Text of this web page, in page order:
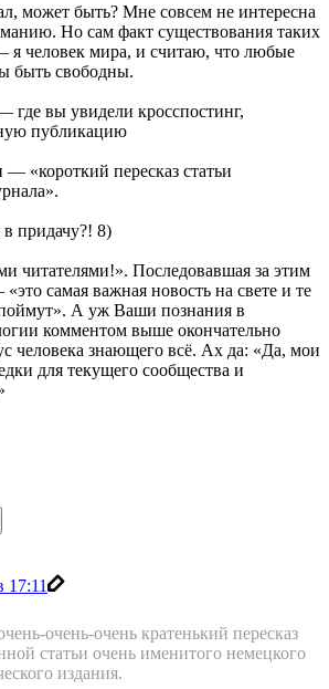
может быть? Мне совсем не интересна
Но сам факт существования таких
я человек мира, и считаю, что любые
быть свободны.
где вы увидели кросспостинг,
публикацию
«короткий пересказ статьи
придачу?! 8)
читателями!». Последовавшая за этим
самая важная новость на свете и те
А уж Ваши познания в
комментом выше окончательно
человека знающего всё. Ах да: «Да, мои
для текущего сообщества и
17:11
очень-очень кратенький пересказ
статьи очень именитого немецкого
издания.